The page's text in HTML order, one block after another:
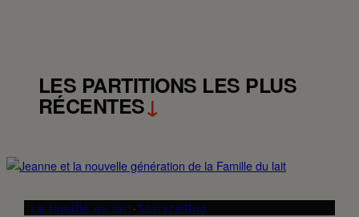
a
LES PARTITIONS LES PLUS
RÉCENTES↓
La famille du lait·Storytelling